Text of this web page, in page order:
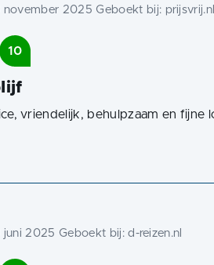
november 2025 Geboekt bij: prijsvrij.nl
10
vriendelijk, behulpzaam en fijne
juni 2025 Geboekt bij:d-reizen.nl